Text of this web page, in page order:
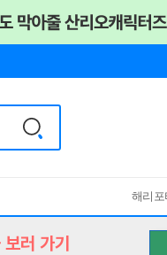
해리포
러 가기